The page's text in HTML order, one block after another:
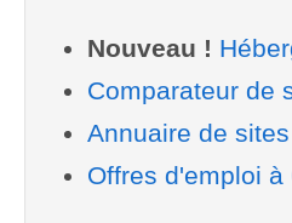
Nouveau !
Comparateur de
Annuaire de
Offres d'emploi à